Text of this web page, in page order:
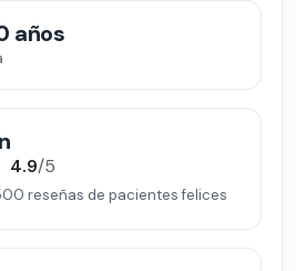
años
4.9/5
reseñas de pacientes felices